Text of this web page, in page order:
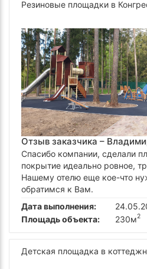
Резиновые площадки в
Отзыв заказчика –
Спасибо компании, сделали
покрытие идеально ровное,
Нашему отелю еще кое-что
обратимся к Вам.
Дата выполнения:
Площадь объекта:
230м2
Детская площадка в